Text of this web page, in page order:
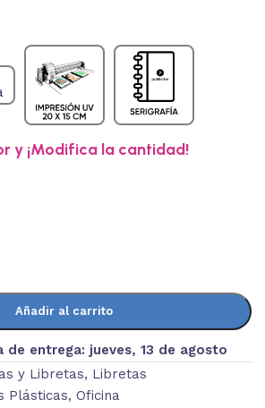
y ¡Modifica la cantidad!
Añadir al carrito
de entrega: jueves, 13 de agosto
y Libretas, Libretas
Plásticas, Oficina